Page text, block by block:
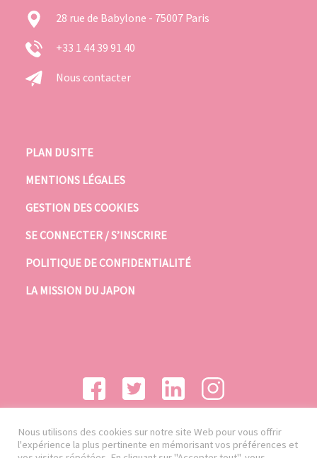
28 rue de Babylone - 75007 Paris
+33 1 44 39 91 40
Nous contacter
PLAN DU SITE
MENTIONS LÉGALES
GESTION DES COOKIES
SE CONNECTER / S’INSCRIRE
POLITIQUE DE CONFIDENTIALITÉ
LA MISSION DU JAPON
Nous utilisons des cookies sur notre site Web pour vous offrir
l'expérience la plus pertinente en mémorisant vos préférences et